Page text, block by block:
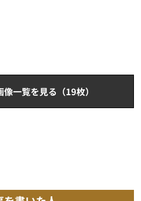
一覧を見る（19枚）